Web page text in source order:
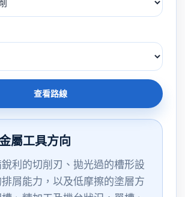
查看路線
屬工具方向
利的切削刃、拋光過的槽形設
屑能力，以及低摩擦的塗層方